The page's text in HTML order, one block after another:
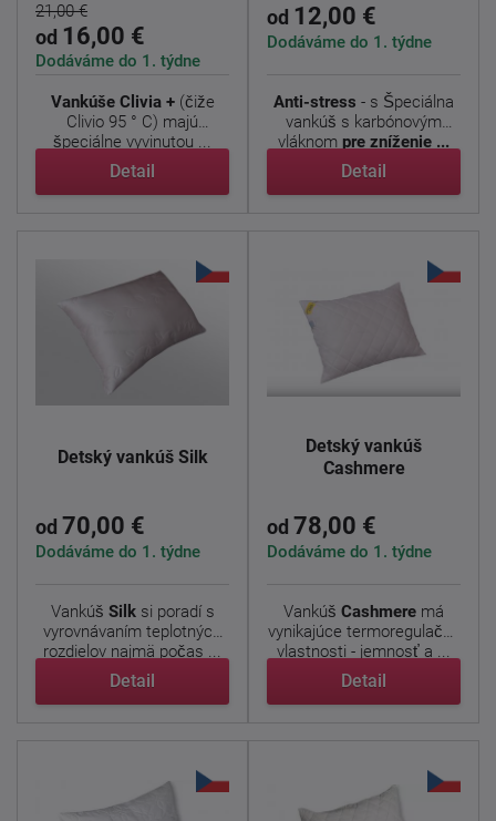
21,00 €
od 16,00 €
Dodáváme do 1. týdne
Vankúše Clivia +(čiže
Clivio 95 ° C) majú
špeciálne vyvinutou ...
Detail
od 12,00 €
Dodáváme do 1. týdne
Anti-stress - s Špeciálna
vankúš s karbónovým
vláknom pre zníženie ...
Detail
Detský vankúš Silk
od 70,00 €
Dodáváme do 1. týdne
Vankúš Silksi poradí s
vyrovnávaním teplotných
rozdielov najmä počas ...
Detail
Detský vankúš
Cashmere
od 78,00 €
Dodáváme do 1. týdne
Vankúš Cashmere má
vynikajúce termoregulačné
vlastnosti - jemnosť a ...
Detail